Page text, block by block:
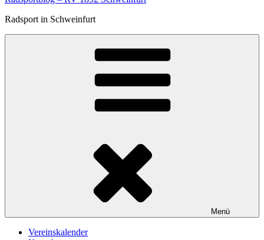
Radsport in Schweinfurt
Menü
Vereinskalender